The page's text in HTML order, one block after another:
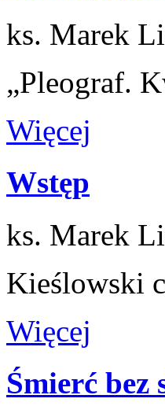
ks. Marek
„Pleograf.
Więcej
Wstęp
ks. Marek
Kieślowski
Więcej
Śmierć